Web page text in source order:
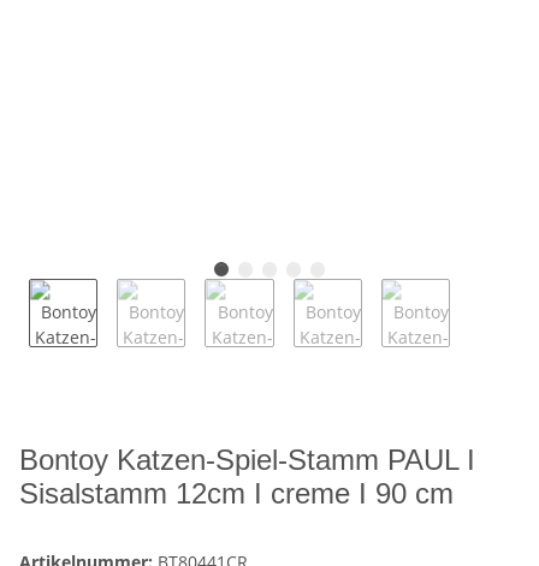
Bontoy Katzen-Spiel-Stamm PAUL I
Sisalstamm 12cm I creme I 90 cm